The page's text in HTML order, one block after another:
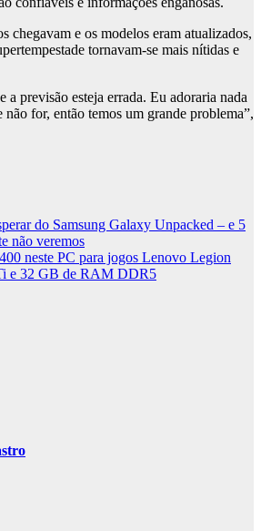
chegavam e os modelos eram atualizados,
tornavam-se mais nítidas e
a previsão esteja errada. Eu adoraria nada
não for, então temos um grande problema”,
do Samsung Galaxy Unpacked – e 5
não veremos
neste PC para jogos Lenovo Legion
e 32 GB de RAM DDR5